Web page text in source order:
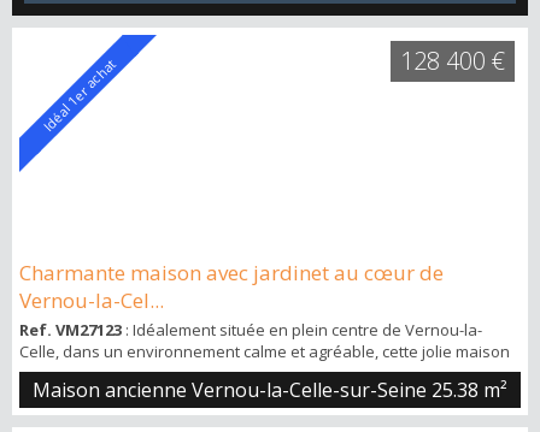
Idéal 1er achat
Charmante maison avec jardinet au cœur de
Vernou-la-Cel...
Ref. VM27123 : Idéalement située en plein centre de Vernou-la-
Celle, dans un environnement calme et agréable, cette jolie maison
en bon état constitue une opportunité rare à proximité immédiate
de toutes les commodités : écoles, commerces et gare à quelques
pas seulement. Elle se compose au rez-de-chaussée d'une entrée
Maison ancienne Vernou-la-Celle-sur-Seine 25.38 m²
128 400 €